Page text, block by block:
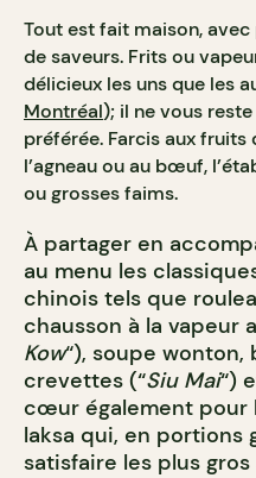
Tout est fait maison,
de saveurs. Frits ou
délicieux les uns que les
Montréal); il ne vous
préférée. Farcis aux fruits
l’agneau ou au bœuf,
ou grosses faims.
À partager en
au menu les
chinois tels que
chausson à la vapeur
Kow“), soupe
crevettes (“Siu Mai“)
cœur également pour
laksa qui, en portions
satisfaire les plus